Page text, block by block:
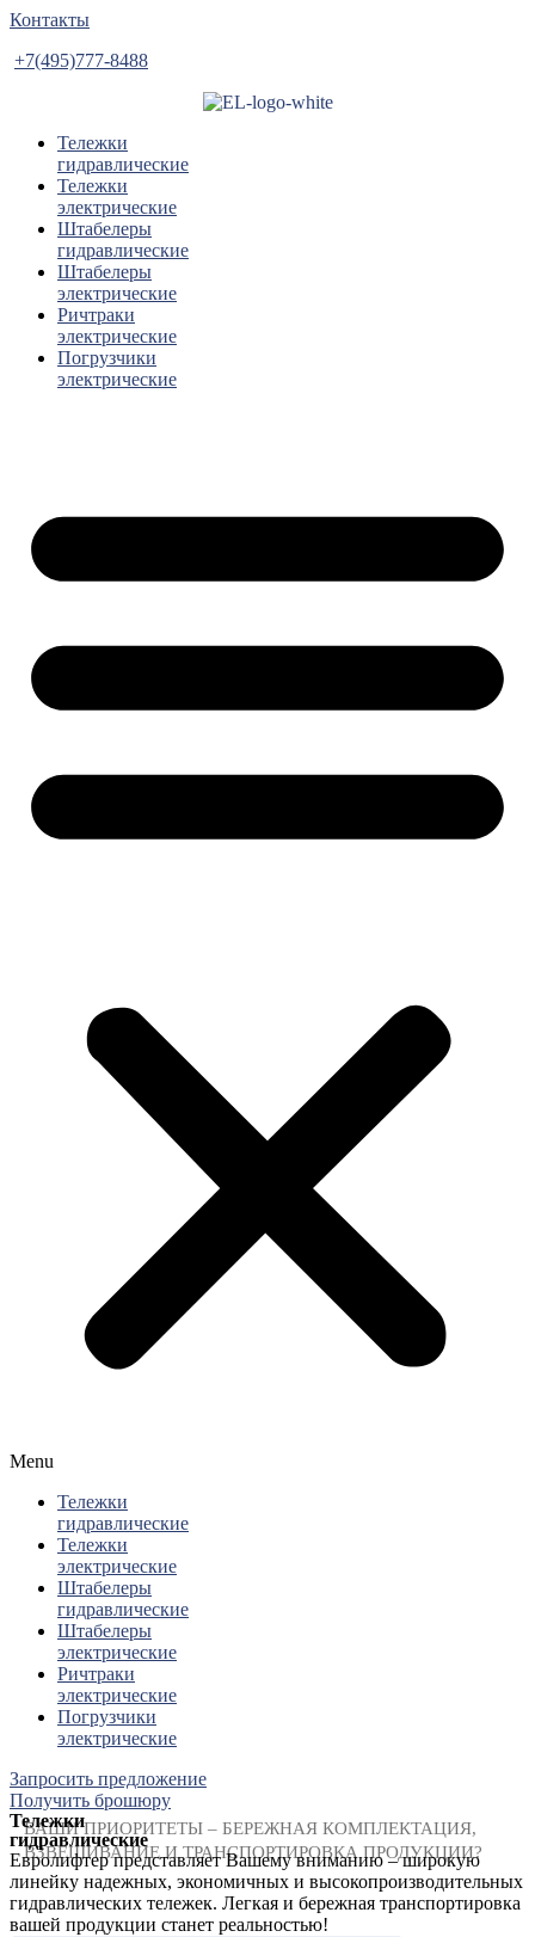
Контакты
+7(495)777-8488
Тележки
гидравлические
Тележки
электрические
Штабелеры
гидравлические
Штабелеры
электрические
Ричтраки
электрические
Погрузчики
электрические
Menu
Тележки
гидравлические
Тележки
электрические
Штабелеры
гидравлические
Штабелеры
электрические
Ричтраки
электрические
Погрузчики
электрические
ВАШИ ПРИОРИТЕТЫ – БЕРЕЖНАЯ КОМПЛЕКТАЦИЯ,
ВЗВЕШИВАНИЕ И ТРАНСПОРТИРОВКА ПРОДУКЦИИ?
Запросить предложение
Получить брошюру
Тележки
гидравлические
Евролифтер представляет Вашему вниманию – широкую
линейку надежных, экономичных и высокопроизводительных
гидравлических тележек. Легкая и бережная транспортировка
вашей продукции станет реальностью!